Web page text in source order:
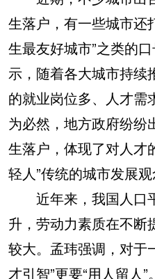
生落户，有一些城市还
生最友好城市”之类的
示，随着各大城市持续
的就业岗位多、人才需
为必然，地方政府纷纷
生落户，体现了对人才
轻人”传统的城市发展观
近年来，我国人口
升，劳动力素质在不断
较大。孟玮强调，对于
才引智”更要“用人留人